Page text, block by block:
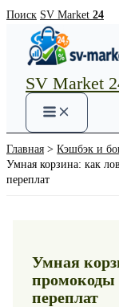
Перейти
содержимому
Поиск SV Market 24
SV Market
Main
Menu
Главная
Кэшбэк и
Умная корзина: как
переплат
Умная
промокоды
переплат